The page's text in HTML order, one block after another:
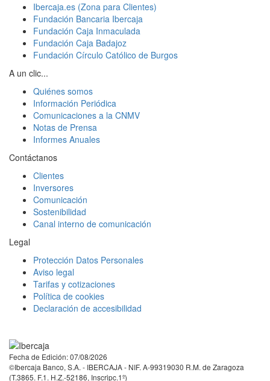
Ibercaja.es (Zona para Clientes)
Fundación Bancaria Ibercaja
Fundación Caja Inmaculada
Fundación Caja Badajoz
Fundación Círculo Católico de Burgos
A un clic...
Quiénes somos
Información Periódica
Comunicaciones a la CNMV
Notas de Prensa
Informes Anuales
Contáctanos
Clientes
Inversores
Comunicación
Sostenibilidad
Canal interno de comunicación
Legal
Protección Datos Personales
Aviso legal
Tarifas y cotizaciones
Política de cookies
Declaración de accesibilidad
Fecha de Edición: 07/08/2026
©Ibercaja Banco, S.A. - IBERCAJA - NIF. A-99319030 R.M. de Zaragoza
(T.3865. F.1. H.Z.-52186, Inscripc.1º)